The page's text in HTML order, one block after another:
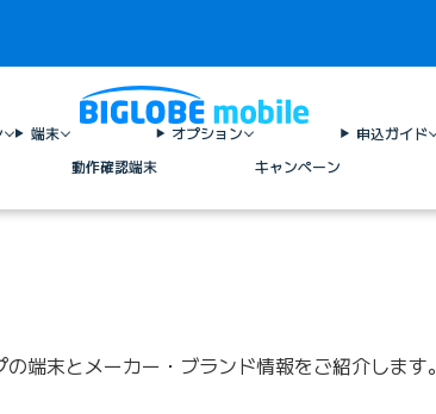
端末
動作確認端末
オプション
キャンペーン
申込ガイド
端末とメーカー・ブランド情報をご紹介します。